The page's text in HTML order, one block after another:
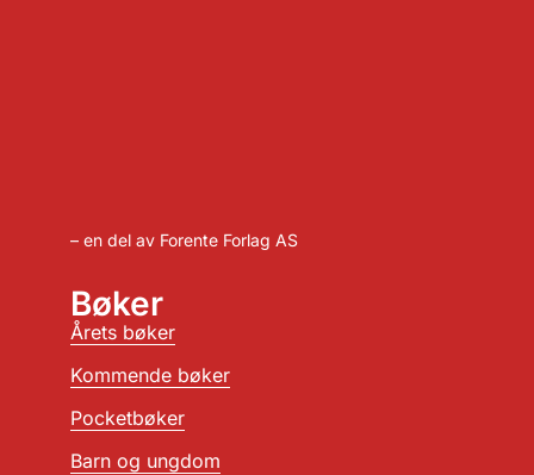
– en del av Forente Forlag AS
Bøker
Årets bøker
Kommende bøker
Pocketbøker
Barn og ungdom